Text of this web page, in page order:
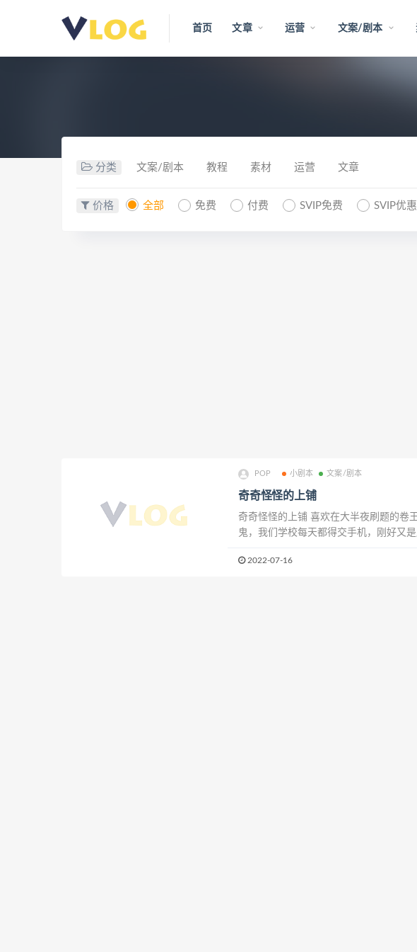
首页 文章 运营 文案/剧本
分类 文案/剧本 教程 素材 运营 文章
价格 全部 免费 付费 SVIP免费 SVIP优惠
POP 小剧本 文案/剧本
奇奇怪怪的上铺
奇奇怪怪的上铺 喜欢在大半夜刷题的卷
鬼，我们学校每天都得交手机，刚好又
久，便轻手轻脚把我拽到了手机柜，这个
2022-07-16